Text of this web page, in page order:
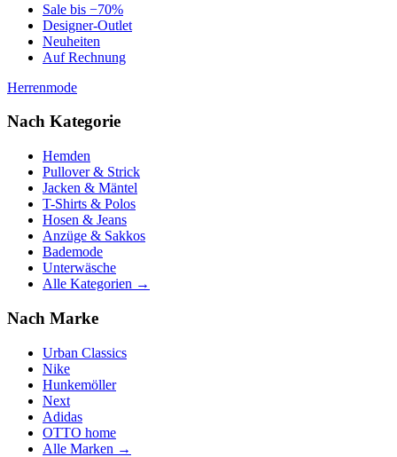
Sale bis −70%
Designer-Outlet
Neuheiten
Auf Rechnung
Herrenmode
Nach Kategorie
Hemden
Pullover & Strick
Jacken & Mäntel
T-Shirts & Polos
Hosen & Jeans
Anzüge & Sakkos
Bademode
Unterwäsche
Alle Kategorien →
Nach Marke
Urban Classics
Nike
Hunkemöller
Next
Adidas
OTTO home
Alle Marken →